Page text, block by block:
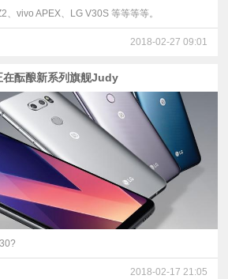
、vivo APEX、LG V30S 等等等等。
2018-02-27 09:01
酝酿新系列旗舰Judy
2018-02-17 21:05